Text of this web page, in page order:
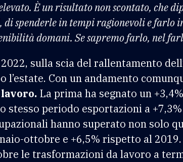
È un risultato non scontato, che
di spenderle in tempi ragionevoli e farlo
domani. Se sapremo farlo, nel
sulla scia del rallentamento
l’estate. Con un andamento
La prima ha segnato un
stesso periodo esportazioni a
hanno superato non solo
ottobre e +6,5% rispetto al
le trasformazioni da lavoro a